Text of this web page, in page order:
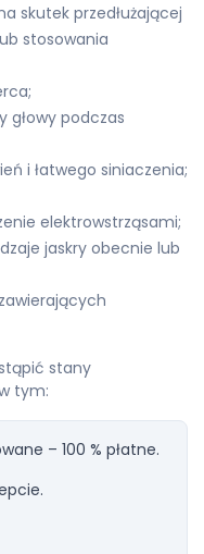
skutek przedłużającej
stosowania
głowy podczas
i łatwego siniaczenia;
elektrowstrząsami;
jaskry obecnie lub
stany
tym:
– 100 % płatne.